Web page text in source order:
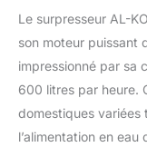
Le surpresseur AL-
son moteur puissant
impressionné par sa
600 litres par heure.
domestiques variées
l’alimentation en eau